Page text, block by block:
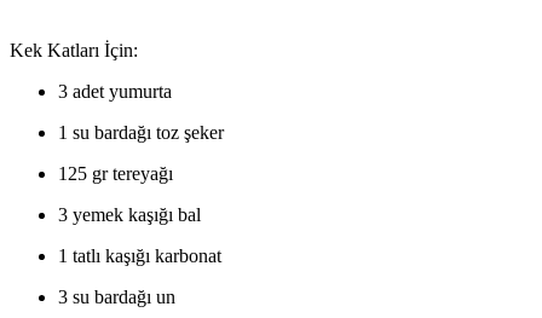
Kek Katları İçin:
3 adet yumurta
1 su bardağı toz şeker
125 gr tereyağı
3 yemek kaşığı bal
1 tatlı kaşığı karbonat
3 su bardağı un